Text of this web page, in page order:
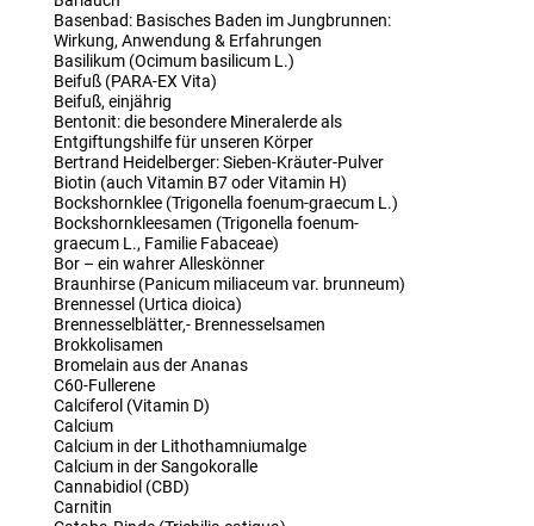
Basenbad: Basisches Baden im Jungbrunnen:
Wirkung, Anwendung & Erfahrungen
Basilikum (Ocimum basilicum L.)
Beifuß (PARA-EX Vita)
Beifuß, einjährig
Bentonit: die besondere Mineralerde als
Entgiftungshilfe für unseren Körper
Bertrand Heidelberger: Sieben-Kräuter-Pulver
Biotin (auch Vitamin B7 oder Vitamin H)
Bockshornklee (Trigonella foenum-graecum L.)
Bockshornkleesamen (Trigonella foenum-
graecum L., Familie Fabaceae)
Bor – ein wahrer Alleskönner
Braunhirse (Panicum miliaceum var. brunneum)
Brennessel (Urtica dioica)
Brennesselblätter,- Brennesselsamen
Brokkolisamen
Bromelain aus der Ananas
C60-Fullerene
Calciferol (Vitamin D)
Calcium
Calcium in der Lithothamniumalge
Calcium in der Sangokoralle
Cannabidiol (CBD)
Carnitin